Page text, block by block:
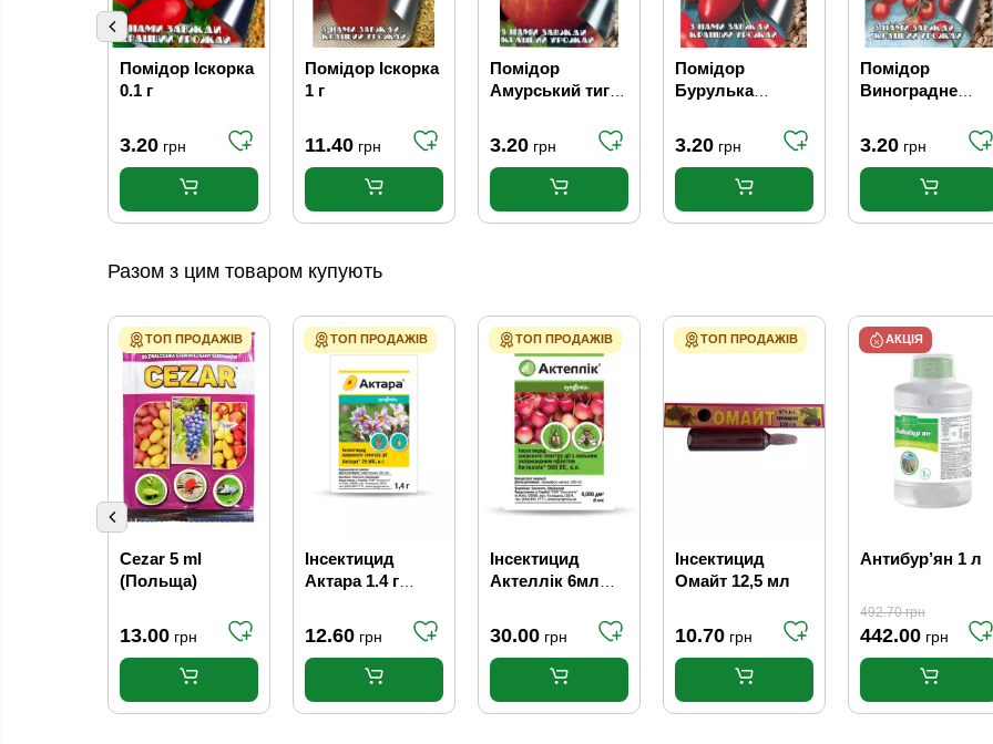
Помідор Іскорка
0.1 г
3.20 грн
Помідор Іскорка
1 г
11.40 грн
Помідор
Амурський тигр
урожай) (20шт /
уп) (800 шт / ящ)
3.20 грн
Помідор
Бурулька
3.20 грн
Помідор
Виноградне
3.20 грн
Разом з цим товаром купують
ТОП ПРОДАЖІВ
Cezar 5 ml
(Польща)
13.00 грн
ТОП ПРОДАЖІВ
Інсектицид
Актара 1.4 г
12.60 грн
ТОП ПРОДАЖІВ
Інсектицид
Актеллік 6мл
30.00 грн
ТОП ПРОДАЖІВ
Інсектицид
Омайт 12,5 мл
10.70 грн
АКЦІЯ
Антибур’ян 1 л
492.70грн
442.00 грн